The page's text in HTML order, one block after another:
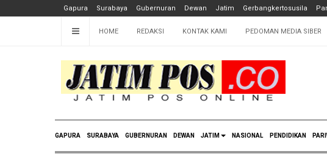
Gapura Surabaya Gubernuran Dewan Jatim Gerbangkertosusila
HOME REDAKSI KONTAK KAMI PEDOMAN MEDIA SIBER
GAPURA SURABAYA GUBERNURAN DEWAN JATIM NASIONAL PENDIDIKAN